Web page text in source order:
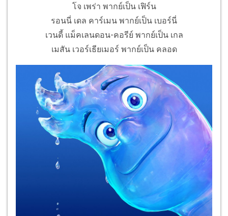
โจ เพร่า พากย์เป็น เฟิร์น
รอนนี่ เดล คาร์เมน พากย์เป็น เบอร์นี่
เวนดี้ แม็คเลนดอน-คอรีย์ พากย์เป็น เกล
เมสัน เวอร์เธียเมอร์ พากย์เป็น คลอด